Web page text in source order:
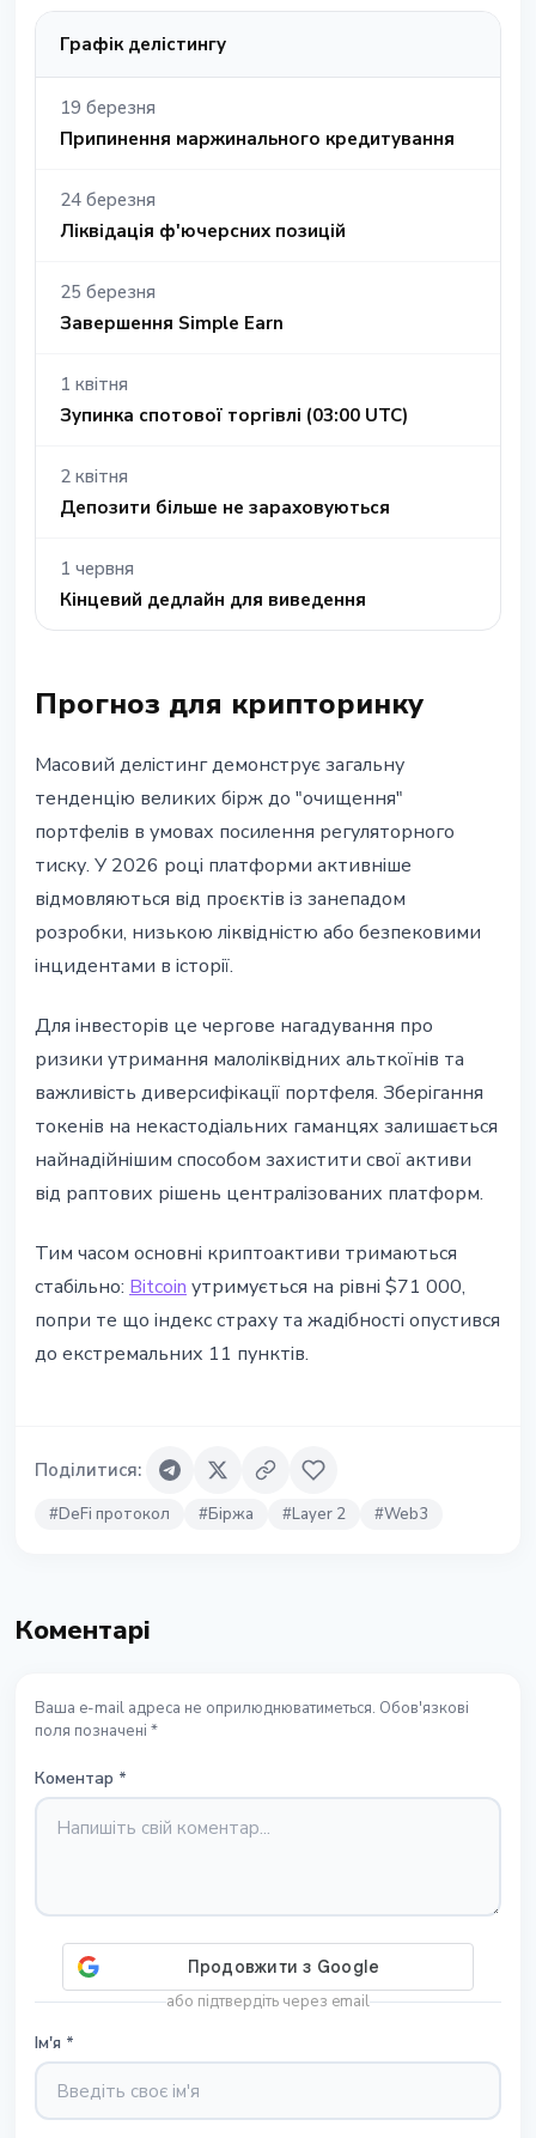
Графік делістингу
19 березня
Припинення маржинального кредитування
24 березня
Ліквідація ф'ючерсних позицій
25 березня
Завершення Simple Earn
1 квітня
Зупинка спотової торгівлі (03:00 UTC)
2 квітня
Депозити більше не зараховуються
1 червня
Кінцевий дедлайн для виведення
Прогноз для крипторинку
Масовий делістинг демонструє загальну
тенденцію великих бірж до "очищення"
портфелів в умовах посилення регуляторного
тиску. У 2026 році платформи активніше
відмовляються від проєктів із занепадом
розробки, низькою ліквідністю або безпековими
інцидентами в історії.
Для інвесторів це чергове нагадування про
ризики утримання малоліквідних альткоїнів та
важливість диверсифікації портфеля. Зберігання
токенів на некастодіальних гаманцях залишається
найнадійнішим способом захистити свої активи
від раптових рішень централізованих платформ.
Тим часом основні криптоактиви тримаються
стабільно: Bitcoinутримується на рівні $71 000,
попри те що індекс страху та жадібності опустився
до екстремальних 11 пунктів.
Поділитися:
#DeFi протокол #Біржа #Layer 2 #Web3
Коментарі
Ваша e-mail адреса не оприлюднюватиметься. Обов'язкові
поля позначені *
Коментар *
або підтвердіть через email
Ім'я *